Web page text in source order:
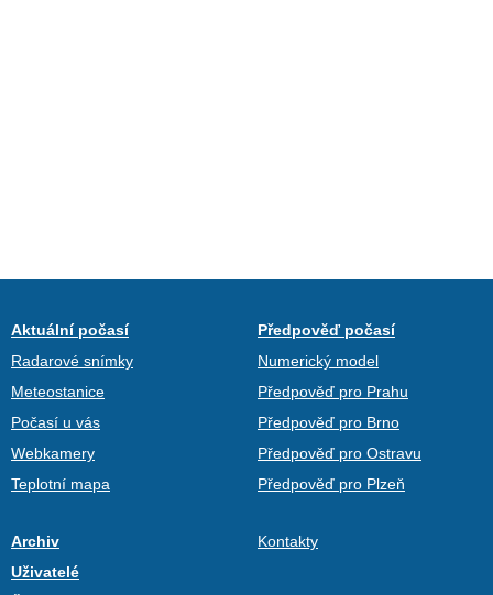
Aktuální počasí
Radarové snímky
Meteostanice
Počasí u vás
Webkamery
Teplotní mapa
Předpověď počasí
Numerický model
Předpověď pro Prahu
Předpověď pro Brno
Předpověď pro Ostravu
Předpověď pro Plzeň
Archiv
Uživatelé
Kontakty